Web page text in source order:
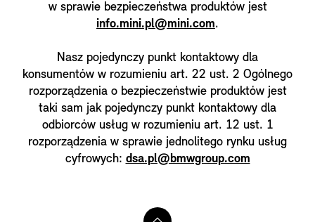
w sprawie bezpieczeństwa produktów jest
info.mini.pl@mini.com.
Nasz pojedynczy punkt kontaktowy dla
konsumentów w rozumieniu art. 22 ust. 2 Ogólnego
rozporządzenia o bezpieczeństwie produktów jest
taki sam jak pojedynczy punkt kontaktowy dla
odbiorców usług w rozumieniu art. 12 ust. 1
rozporządzenia w sprawie jednolitego rynku usług
cyfrowych: dsa.pl@bmwgroup.com